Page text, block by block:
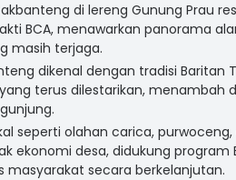
di lereng Gunung Prau
BCA, menawarkan panorama
masih terjaga.
dikenal dengan tradisi Baritan
terus dilestarikan, menambah
seperti olahan carica,
ekonomi desa, didukung program
masyarakat secara berkelanjutan.